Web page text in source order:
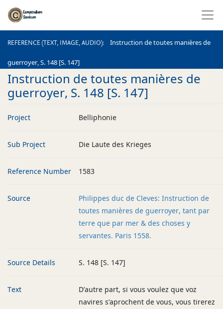
REFERENCE (TEXT, IMAGE, AUDIO) Instruction de toutes manières de
guerroyer, S. 148 [S. 147]
REFERENCE (TEXT, IMAGE, AUDIO)
Instruction de toutes manières de
guerroyer, S. 148 [S. 147]
Project Belliphonie
Sub Project Die Laute des Krieges
Reference Number 1583
Source
Philippes duc de Cleves: Instruction de
toutes manières de guerroyer, tant par
terre que par mer & des choses y
servantes. Paris 1558.
Source Details S. 148 [S. 147]
Text
D’autre part, si vous voulez que voz
navires s’aprochent de vous, vous tirerez